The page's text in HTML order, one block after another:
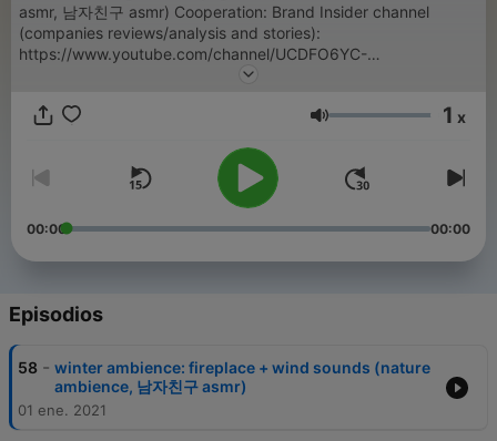
asmr, 남자친구 asmr) Cooperation: Brand Insider channel
(companies reviews/analysis and stories):
https://www.youtube.com/channel/UCDFO6YC-
Volumen 1 x
00:00 00:00
Episodios
58 - winter ambience: fireplace + wind sounds (nature
ambience, 남자친구 asmr)
01 ene. 2021